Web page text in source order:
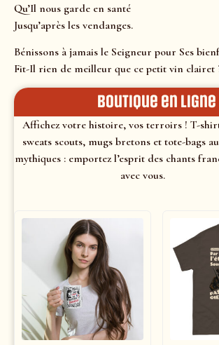
Qu’Il nous garde en santé
Jusqu’après les vendanges.
Bénissons à jamais le Seigneur pour Ses
Fit-Il rien de meilleur que ce petit vin clairet
Boutique en ligne
Affichez votre histoire, vos terroirs ! T-
sweats scouts, mugs bretons et tote-bags
mythiques : emportez l’esprit des chants
avec vous.